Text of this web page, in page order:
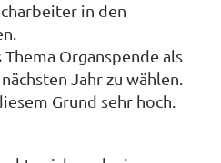
in den
Thema Organspende als
Jahr zu wählen.
Grund sehr hoch.